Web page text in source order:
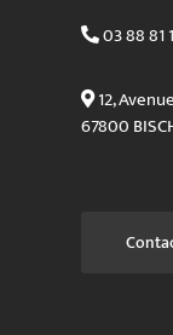
03 88 81
12,
67800